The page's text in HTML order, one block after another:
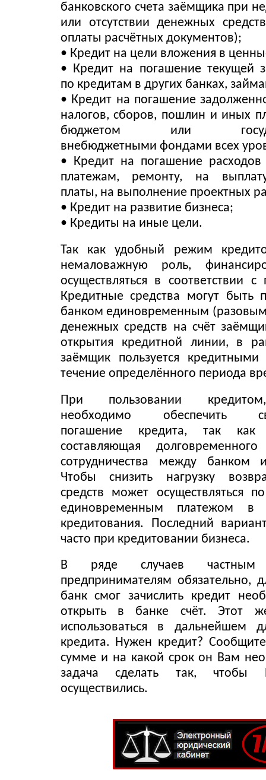
банковского счета заёмщика при
или отсутствии денежных
оплаты расчётных документов);
• Кредит на цели вложения в
• Кредит на погашение текущей
по кредитам в других банках,
• Кредит на погашение
налогов, сборов, пошлин и иных
бюджетом или
внебюджетными фондами всех
• Кредит на погашение
платежам, ремонту, на
платы, на выполнение проектных
• Кредит на развитие бизнеса;
• Кредиты на иные цели.
Так как удобный режим
немаловажную роль,
осуществляться в соответствии с
Кредитные средства могут быть
банком единовременным
денежных средств на счёт
открытия кредитной линии, в
заёмщик пользуется кредитными
течение определённого периода
При пользовании
необходимо обеспечить
погашение кредита, так
составляющая
сотрудничества между банком
Чтобы снизить нагрузку
средств может осуществляться
единовременным платежом в
кредитования. Последний
часто при кредитовании бизнеса.
В ряде случаев
предпринимателям обязательно,
банк смог зачислить кредит
открыть в банке счёт. Этот
использоваться в дальнейшем
кредита. Нужен кредит?
сумме и на какой срок он Вам
задача сделать так, чтобы
осуществились.